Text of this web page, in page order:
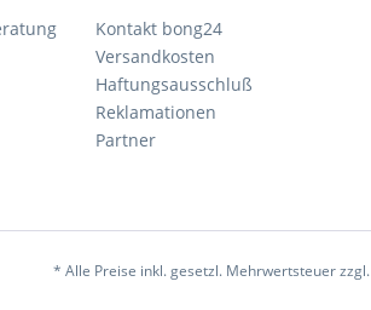
Kontakt bong24
Versandkosten
Haftungsausschluß
Reklamationen
Partner
* Alle Preise inkl. gesetzl. Mehrwertsteuer zzgl.